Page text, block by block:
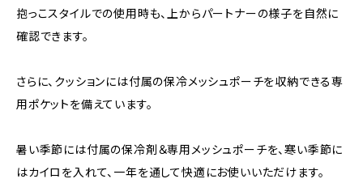
抱っこスタイルでの使用時も、上からパートナーの様子を自然に
確認できます。
さらに、クッションには付属の保冷メッシュポーチを収納できる専
用ポケットを備えています。
暑い季節には付属の保冷剤＆専用メッシュポーチを、寒い季節に
はカイロを入れて、一年を通して快適にお使いいただけます。